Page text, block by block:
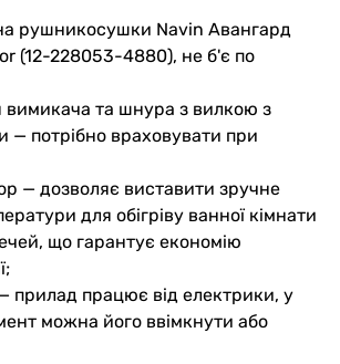
800 мм
480 мм
72 мм
450 мм
чорний
рушникосушки Navin Авангард
(12-228053-4880), не б'є по
вимикача та шнура з вилкою з
— потрібно враховувати при
— дозволяє виставити зручне
для обігріву ванної кімнати
що гарантує економію
прилад працює від електрики, у
можна його ввімкнути або